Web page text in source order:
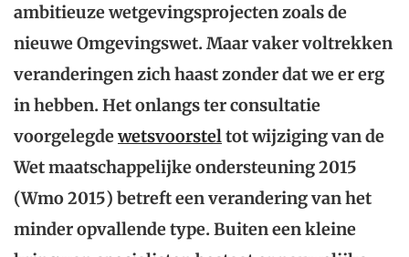
ambitieuze wetgevingsprojecten zoals de
nieuwe Omgevingswet. Maar vaker voltrekken
veranderingen zich haast zonder dat we er erg
in hebben. Het onlangs ter consultatie
voorgelegdewetsvoorstel tot wijziging van de
Wet maatschappelijke ondersteuning 2015
(Wmo 2015) betreft een verandering van het
minder opvallende type. Buiten een kleine